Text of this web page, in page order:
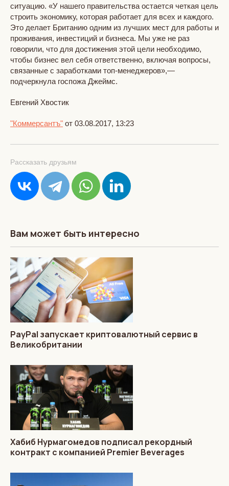
ситуацию. «У нашего правительства остается четкая цель
строить экономику, которая работает для всех и каждого.
Это делает Британию одним из лучших мест для работы и
проживания, инвестиций и бизнеса. Мы уже не раз
говорили, что для достижения этой цели необходимо,
чтобы бизнес вел себя ответственно, включая вопросы,
связанные с заработками топ-менеджеров»,—
подчеркнула госпожа Джеймс.
Евгений Хвостик
"Коммерсантъ" от 03.08.2017, 13:23
Рассказать друзьям
Вам может быть интересно
PayPal запускает криптовалютный сервис в
Великобритании
Хабиб Нурмагомедов подписал рекордный
контракт с компанией Premier Beverages